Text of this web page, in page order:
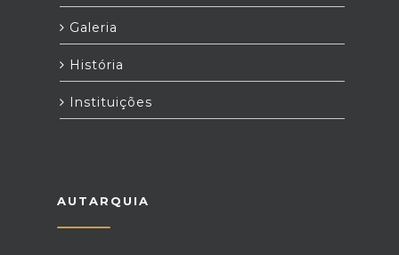
Galeria
História
Instituições
AUTARQUIA